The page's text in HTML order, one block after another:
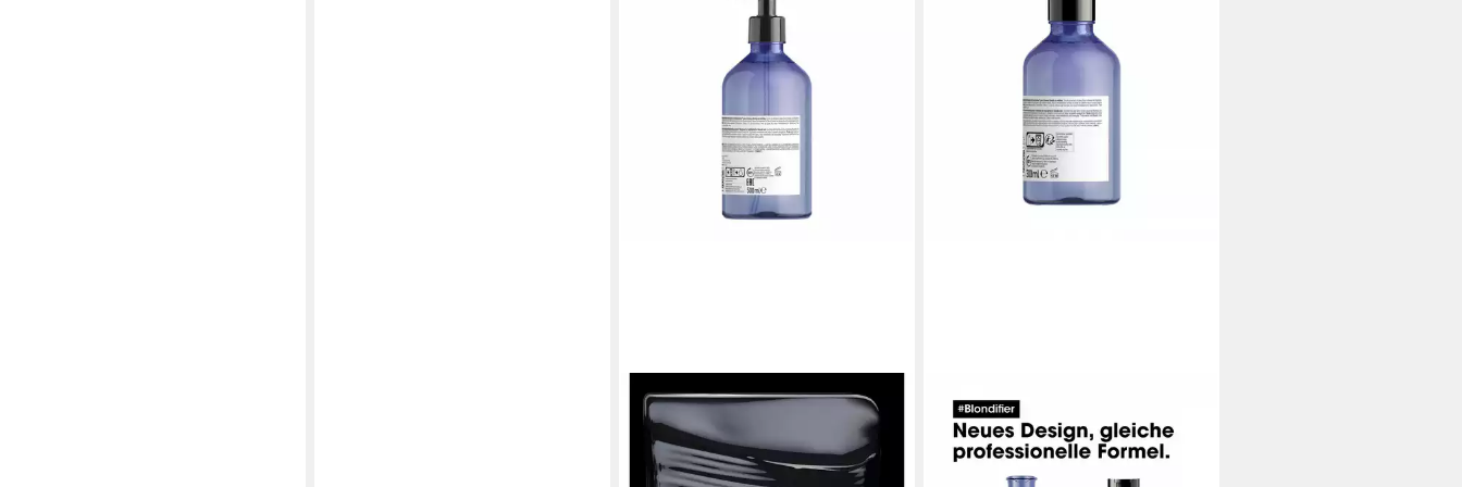
L'ORÉAL PROFESSIONNEL PARIS
Haarshampoo Serie Expert Blondifier
Gloss Shampoo 500ml
ab 30,01 €
Haarshampoo Serie Expert Blondifier
Gloss Shampoo 300ml